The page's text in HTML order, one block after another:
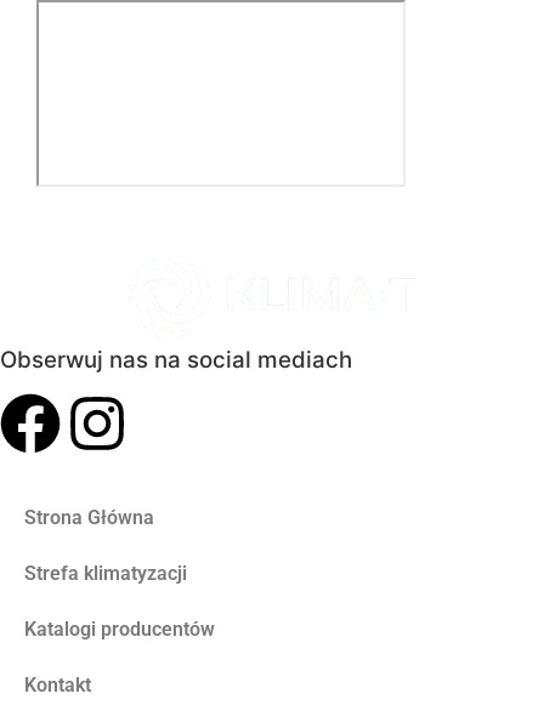
Obserwuj nas na social mediach
Strona Główna
Strefa klimatyzacji
Katalogi producentów
Kontakt